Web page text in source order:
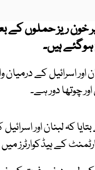
خون ریز حملوں کے
ہیں۔
اور اسرائیل کے
چوتھا دور ہے۔
کہ لبنان اور
کے ہیڈکوارٹرز